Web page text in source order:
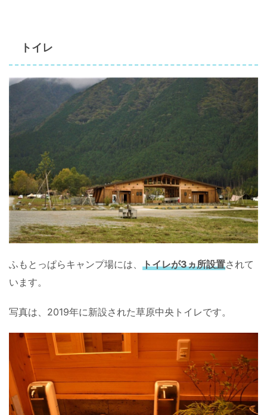
トイレ
ふもとっぱらキャンプ場には、 トイレが3ヵ所設置されて
います。
写真は、2019年に新設された草原中央トイレです。